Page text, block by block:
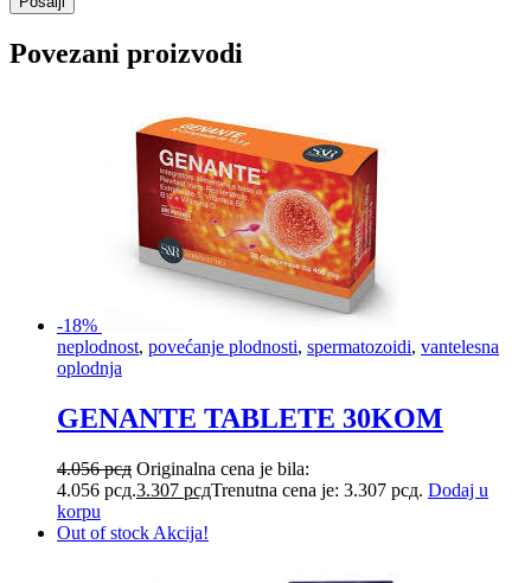
Povezani proizvodi
-18%
neplodnost, povećanje plodnosti, spermatozoidi, vantelesna
oplodnja
GENANTE TABLETE 30KOM
4.056рсд Originalna cena je bila:
4.056 рсд.3.307 рсдTrenutna cena je: 3.307 рсд. Dodaj u
korpu
Out of stock Akcija!